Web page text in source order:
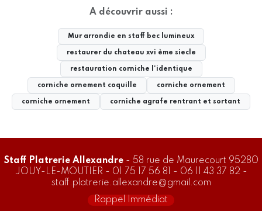
A découvrir aussi :
Mur arrondie en staff bec lumineux
restaurer du chateau xvi ème siecle
restauration corniche l'identique
corniche ornement coquille corniche ornement
corniche ornement corniche agrafe rentrant et sortant
Staff Platrerie Allexandre- 58 rue de Maurecourt 95280
JOUY-LE-MOUTIER - 01 75 17 56 81 - 06 11 43 37 82 -
staff.platrerie.allexandre@gmail.com
Rappel Immédiat